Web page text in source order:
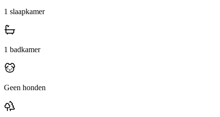
1 slaapkamer
1 badkamer
Geen honden